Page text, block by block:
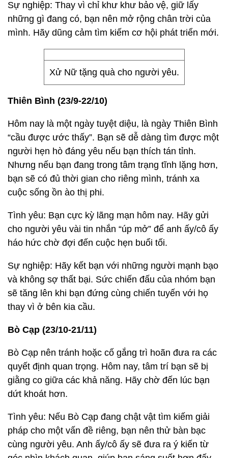
Sự nghiệp: Thay vì chỉ khư khư bảo vệ, giữ lấy
những gì đang có, bạn nên mở rộng chân trời của
mình. Hãy dũng cảm tìm kiếm cơ hội phát triển mới.
Xử Nữ tặng quà cho người yêu.
Thiên Bình (23/9-22/10)
Hôm nay là một ngày tuyệt diệu, là ngày Thiên Bình
“cầu được ước thấy”. Bạn sẽ dễ dàng tìm được một
người hẹn hò đáng yêu nếu bạn thích tán tỉnh.
Nhưng nếu bạn đang trong tâm trạng tĩnh lặng hơn,
bạn sẽ có đủ thời gian cho riêng mình, tránh xa
cuộc sống ồn ào thị phi.
Tình yêu: Bạn cực kỳ lãng mạn hôm nay. Hãy gửi
cho người yêu vài tin nhắn “úp mở” để anh ấy/cô ấy
háo hức chờ đợi đến cuộc hẹn buổi tối.
Sự nghiệp: Hãy kết bạn với những người mạnh bạo
và không sợ thất bại. Sức chiến đấu của nhóm bạn
sẽ tăng lên khi bạn đứng cùng chiến tuyến với họ
thay vì ở bên kia cầu.
Bò Cạp (23/10-21/11)
Bò Cạp nên tránh hoặc cố gắng trì hoãn đưa ra các
quyết định quan trọng. Hôm nay, tâm trí bạn sẽ bị
giằng co giữa các khả năng. Hãy chờ đến lúc bạn
dứt khoát hơn.
Tình yêu: Nếu Bò Cạp đang chật vật tìm kiếm giải
pháp cho một vấn đề riêng, bạn nên thử bàn bạc
cùng người yêu. Anh ấy/cô ấy sẽ đưa ra ý kiến từ